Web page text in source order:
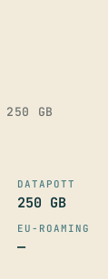
250 GB
DATAPOTT
250 GB
EU-ROAMING
—